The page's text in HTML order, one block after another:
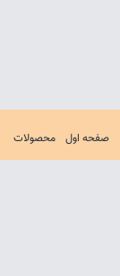
صفحه اول محصولات